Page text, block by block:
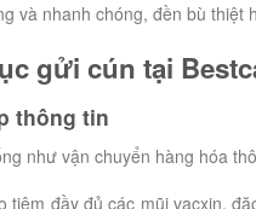
và nhanh chóng, đền bù thiệt
gửi cún tại
thông tin
như vận chuyển hàng hóa
tiêm đầy đủ các mũi vacxin,